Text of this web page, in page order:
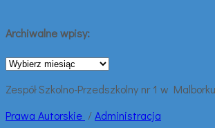
Archiwalne wpisy:
Archiwalne
Zespół Szkolno-Przedszkolny nr 1 w
Prawa Autorskie /Administracja